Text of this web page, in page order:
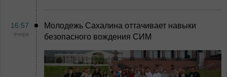
16:57
вчера
Молодежь Сахалина оттачивает навыки
безопасного вождения СИМ